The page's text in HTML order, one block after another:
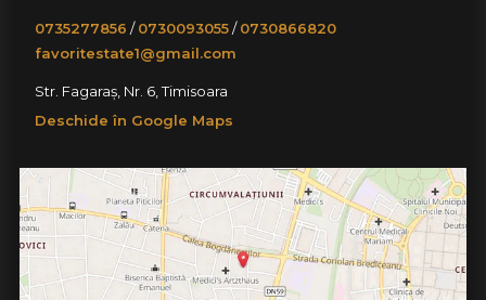
0735277856 /0730093055/0730866820
favoritestate1@gmail.com
Str. Fagaraș, Nr. 6, Timisoara
Deschide în Google Maps